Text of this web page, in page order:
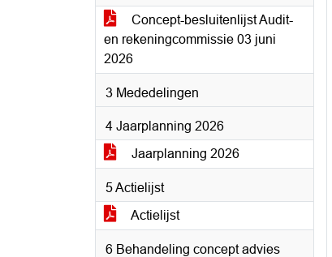
Concept-besluitenlijst Audit-
en rekeningcommissie 03 juni
2026
3 Mededelingen
4 Jaarplanning 2026
Jaarplanning 2026
5 Actielijst
Actielijst
6 Behandeling concept advies